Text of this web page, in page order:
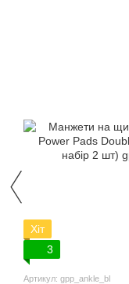
Хіт
3
Артикул: gpp_ankle_bl